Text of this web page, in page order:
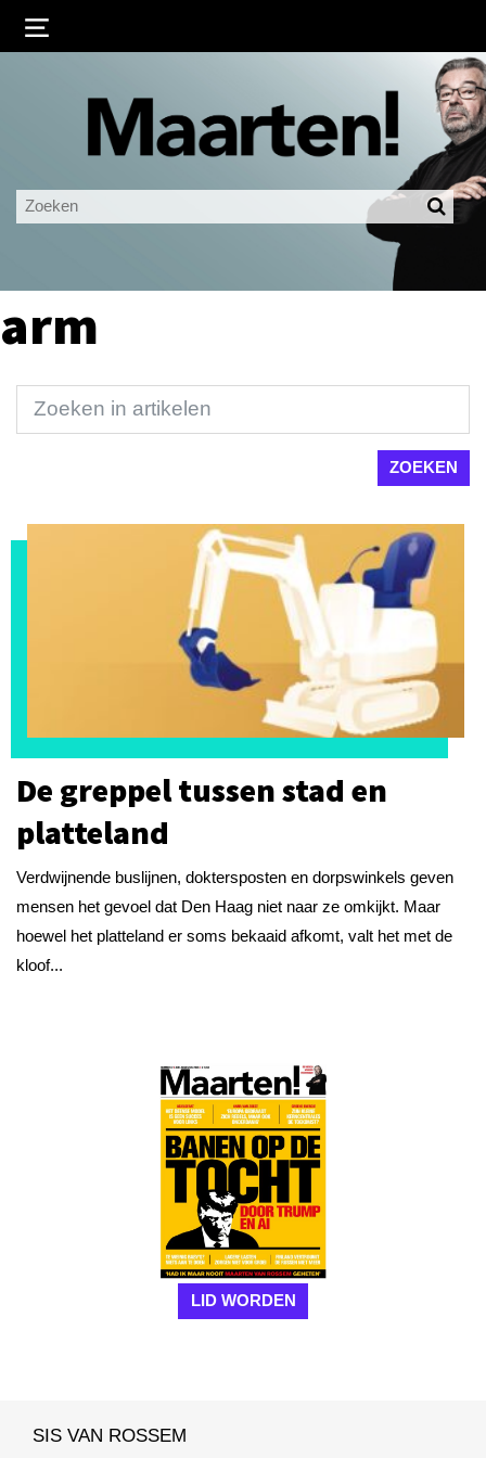
Ingelogd blijven
LOGIN
arm
De greppel tussen stad en
platteland
Verdwijnende buslijnen, doktersposten en dorpswinkels geven
mensen het gevoel dat Den Haag niet naar ze omkijkt. Maar
hoewel het platteland er soms bekaaid afkomt, valt het met de
kloof...
LID WORDEN
SIS VAN ROSSEM